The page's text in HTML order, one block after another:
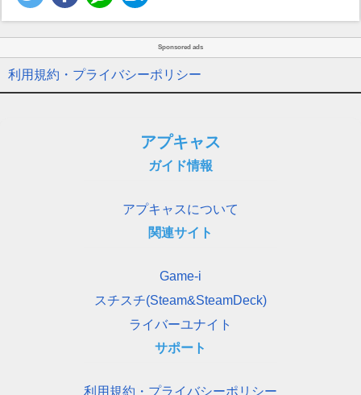
Sponsored ads
利用規約・プライバシーポリシー
アプキャス
ガイド情報
アプキャスについて
関連サイト
Game-i
スチスチ(Steam&SteamDeck)
ライバーユナイト
サポート
利用規約・プライバシーポリシー